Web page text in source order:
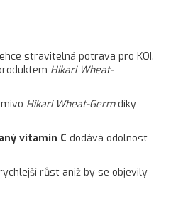
stravitelná potrava pro KOI.
Hikari Wheat-
Hikari Wheat-Germdíky
vitamin C dodává odolnost
růst aniž by se objevily